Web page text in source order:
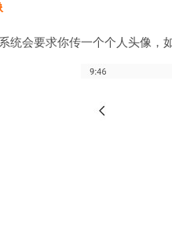
统会要求你传一个个人头像，